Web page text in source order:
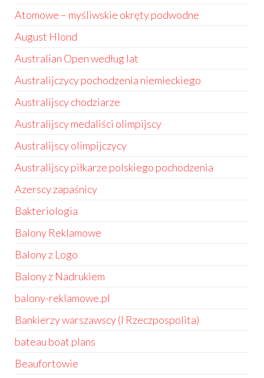
Atomowe – myśliwskie okręty podwodne
August Hlond
Australian Open według lat
Australijczycy pochodzenia niemieckiego
Australijscy chodziarze
Australijscy medaliści olimpijscy
Australijscy olimpijczycy
Australijscy piłkarze polskiego pochodzenia
Azerscy zapaśnicy
Bakteriologia
Balony Reklamowe
Balony z Logo
Balony z Nadrukiem
balony-reklamowe.pl
Bankierzy warszawscy (I Rzeczpospolita)
bateau boat plans
Beaufortowie